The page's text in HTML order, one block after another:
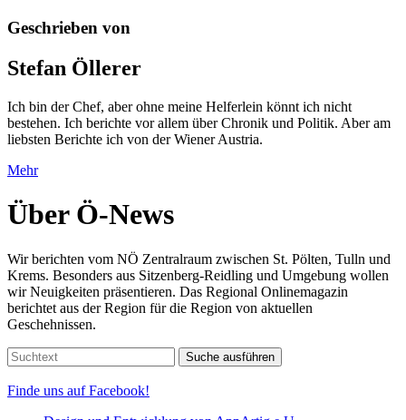
Geschrieben von
Stefan Öllerer
Ich bin der Chef, aber ohne meine Helferlein könnt ich nicht
bestehen. Ich berichte vor allem über Chronik und Politik. Aber am
liebsten Berichte ich von der Wiener Austria.
Mehr
Über Ö-News
Wir berichten vom NÖ Zentralraum zwischen St. Pölten, Tulln und
Krems. Besonders aus Sitzenberg-Reidling und Umgebung wollen
wir Neuigkeiten präsentieren. Das Regional Onlinemagazin
berichtet aus der Region für die Region von aktuellen
Geschehnissen.
Suche ausführen
Finde uns auf Facebook!